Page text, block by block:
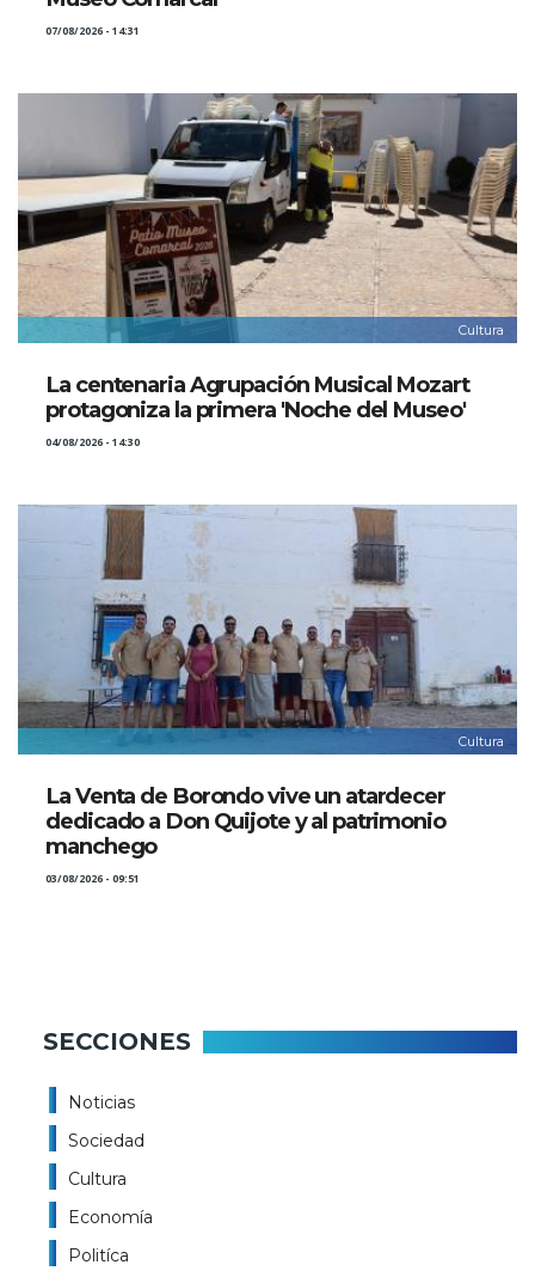
07/08/2026 - 14:31
Cultura
La centenaria Agrupación Musical Mozart
protagoniza la primera 'Noche del Museo'
04/08/2026 - 14:30
Cultura
La Venta de Borondo vive un atardecer
dedicado a Don Quijote y al patrimonio
manchego
03/08/2026 - 09:51
SECCIONES
Noticias
Sociedad
Cultura
Economía
Politíca